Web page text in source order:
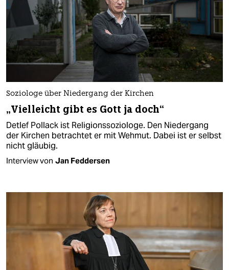
Soziologe über Niedergang der Kirchen
„Vielleicht gibt es Gott ja doch“
Detlef Pollack ist Religionssoziologe. Den Niedergang
der Kirchen betrachtet er mit Wehmut. Dabei ist er selbst
nicht gläubig.
Interview von Jan Feddersen